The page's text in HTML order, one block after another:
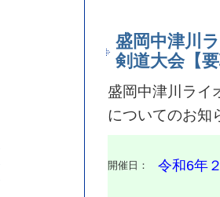
盛岡中津川
剣道大会【
盛岡中津川ライ
についてのお知
開催日： 令和6年